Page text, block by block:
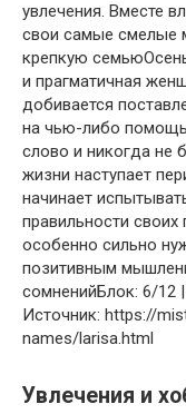
увлечения. Вместе
свои самые смелые
крепкую
и прагматичная
добивается
на чью-либо
слово и никогда не
жизни наступает
начинает
правильности
особенно сильно
позитивным
сомненийБлок: 6/12
Источник: https://
names/larisa.html
Увлечения и